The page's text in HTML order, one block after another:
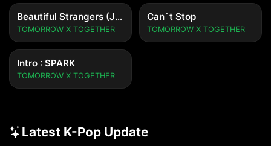
Beautiful Strangers (Japanese Ver.)
TOMORROW X TOGETHER
Can`t Stop
TOMORROW X TOGETHER
Intro : SPARK
TOMORROW X TOGETHER
Latest K-Pop Update